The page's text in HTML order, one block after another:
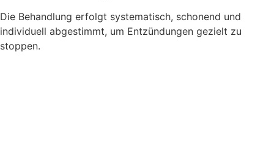
Die Behandlung erfolgt systematisch, schonend und
individuell abgestimmt, um Entzündungen gezielt zu
stoppen.